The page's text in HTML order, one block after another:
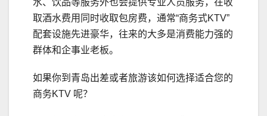
水、饮品等服务外也会提供专业人员服务，在收
取酒水费用同时收取包房费，通常“商务式KTV”
配套设施先进豪华，往来的大多是消费能力强的
群体和企事业老板。
如果你到青岛出差或者旅游该如何选择适合您的
商务KTV 呢？